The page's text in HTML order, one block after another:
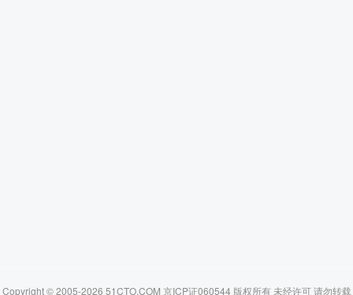
Copyright © 2005-2026 51CTO.COM 京ICP证060544 版权所有 未经许可 请勿转载